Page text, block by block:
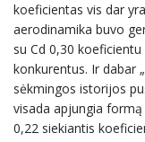
koeficientas vis dar
aerodinamika buvo
su Cd 0,30
konkurentus. Ir dabar
sėkmingos istorijos
visada apjungia
0,22 siekiantis